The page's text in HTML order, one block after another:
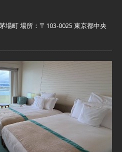
場町 場所：〒103-0025 東京都中央